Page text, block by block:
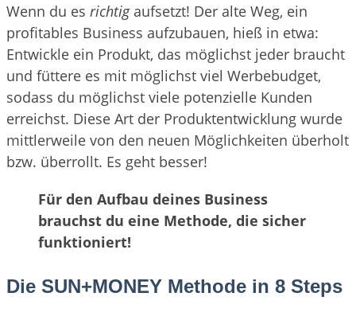
Wenn du es richtigaufsetzt! Der alte Weg, ein
profitables Business aufzubauen, hieß in etwa:
Entwickle ein Produkt, das möglichst jeder braucht
und füttere es mit möglichst viel Werbebudget,
sodass du möglichst viele potenzielle Kunden
erreichst. Diese Art der Produktentwicklung wurde
mittlerweile von den neuen Möglichkeiten überholt
bzw. überrollt. Es geht besser!
Für den Aufbau deines Business
brauchst du eine Methode, die sicher
funktioniert!
Die SUN+MONEY Methode in 8 Steps